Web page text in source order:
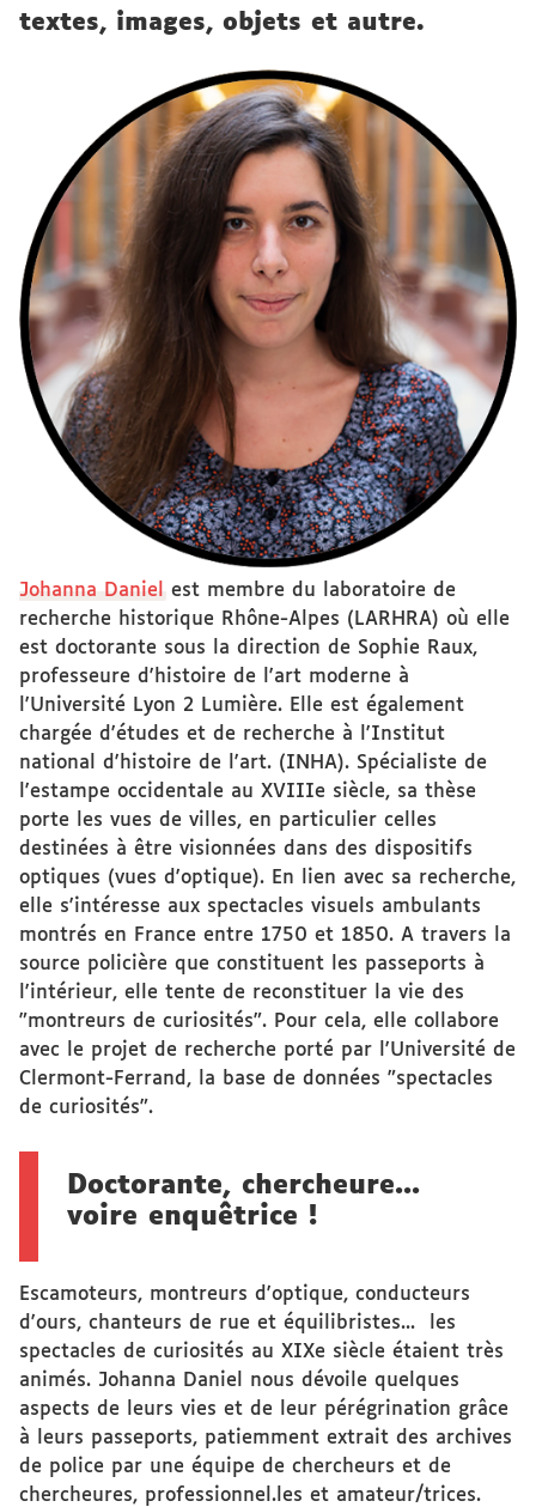
textes, images, objets et autre.
Johanna Daniel
est membre du laboratoire de
recherche historique Rhône-Alpes (LARHRA) où elle
est doctorante sous la direction de Sophie Raux,
professeure d'histoire de l'art moderne à
l'Université Lyon 2 Lumière. Elle est également
chargée d'études et de recherche à l'Institut
national d'histoire de l'art. (INHA). Spécialiste de
l'estampe occidentale au XVIIIe siècle, sa thèse
porte les vues de villes, en particulier celles
destinées à être visionnées dans des dispositifs
optiques (vues d'optique). En lien avec sa recherche,
elle s'intéresse aux spectacles visuels ambulants
montrés en France entre 1750 et 1850. A travers la
source policière que constituent les passeports à
l'intérieur, elle tente de reconstituer la vie des
"montreurs de curiosités". Pour cela, elle collabore
avec le projet de recherche porté par l'Université de
Clermont-Ferrand, la base de données "spectacles
de curiosités".
Doctorante, chercheure...
voire enquêtrice !
Escamoteurs, montreurs d'optique, conducteurs
d'ours, chanteurs de rue et équilibristes... les
spectacles de curiosités au XIXe siècle étaient très
animés. Johanna Daniel nous dévoile quelques
aspects de leurs vies et de leur pérégrination grâce
à leurs passeports, patiemment extrait des archives
de police par une équipe de chercheurs et de
chercheures, professionnel.les et amateur/trices.